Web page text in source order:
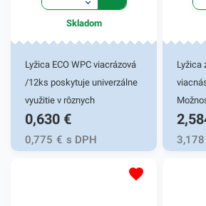
prechádzajú osobitnými
výrobnými procesmi.
Hygienicky nezávadné. V
našej širokej ponuke nájdete
ďalšie podobné produkty,
ktoré vás nepochybne
oslovia.
Skladom
Lyžica ECO WPC viacrázová
/12ks poskytuje univerzálne
využitie v rôznych
gastronomických
prevádzkach. Plastová
lyžička je vyrobená z
0,630 €
0,775 € s DPH
Lyžica
100ks
3,178